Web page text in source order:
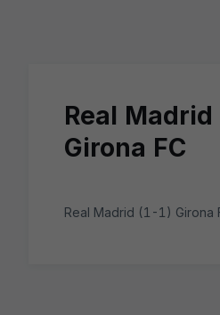
Real
Girona FC
Real Madrid (1-1) Girona